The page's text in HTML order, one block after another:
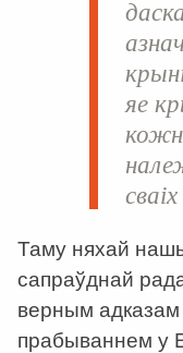
яе
Таму няхай
сапраўднай
верным
прабываннем у